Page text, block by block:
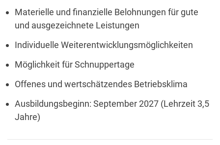
Materielle und finanzielle Belohnungen für gute
und ausgezeichnete Leistungen
Individuelle Weiterentwicklungsmöglichkeiten
Möglichkeit für Schnuppertage
Offenes und wertschätzendes Betriebsklima
Ausbildungsbeginn: September 2027 (Lehrzeit 3,5
Jahre)